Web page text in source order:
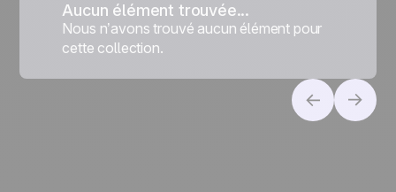
Aucun élément trouvée...
Nous n’avons trouvé aucun élément pour
cette collection.